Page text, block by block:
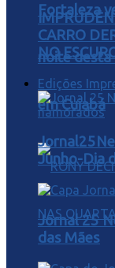
Fortaleza
noite desta
em Cuiabá
CARRO
NO
Edições
Junho-Dia
Jornal 25
das Mães